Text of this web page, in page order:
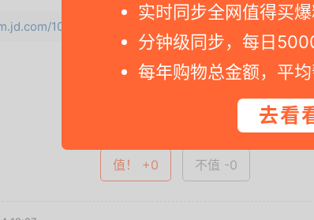
实时同步全网值得买
分钟级同步，每日
每年购物总金额，平
去看
10129675825374.....
值！ +0 不值 -0